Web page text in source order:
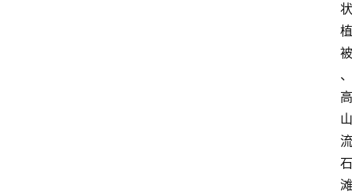
状
植
被
、
高
山
流
石
滩